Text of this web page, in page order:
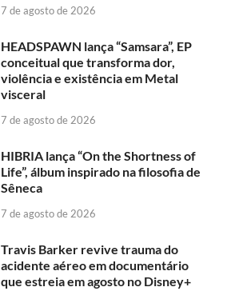
7 de agosto de 2026
HEADSPAWN lança “Samsara”, EP
conceitual que transforma dor,
violência e existência em Metal
visceral
7 de agosto de 2026
HIBRIA lança “On the Shortness of
Life”, álbum inspirado na filosofia de
Sêneca
7 de agosto de 2026
Travis Barker revive trauma do
acidente aéreo em documentário
que estreia em agosto no Disney+